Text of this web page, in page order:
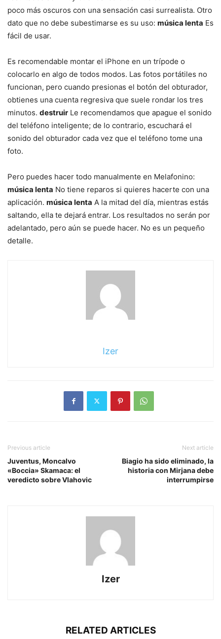
poco más oscuros con una sensación casi surrealista. Otro
dato que no debe subestimarse es su uso: música lenta Es
fácil de usar.
Es recomendable montar el iPhone en un trípode o
colocarlo en algo de todos modos. Las fotos portátiles no
funcionan, pero cuando presionas el botón del obturador,
obtienes una cuenta regresiva que suele rondar los tres
minutos. destruir Le recomendamos que apague el sonido
del teléfono inteligente; de ​​lo contrario, escuchará el
sonido del obturador cada vez que el teléfono tome una
foto.
Pero puedes hacer todo manualmente en Melafonino:
música lenta No tiene reparos si quieres hacerte con una
aplicación. música lenta A la mitad del día, mientras estás
saltando, ella te dejará entrar. Los resultados no serán por
adelantado, pero aún se puede hacer. No es un pequeño
detalle.
Izer
Previous article
Juventus, Moncalvo
«Boccia» Skamaca: el
veredicto sobre Vlahovic
Next article
Biagio ha sido eliminado, la
historia con Mirjana debe
interrumpirse
Izer
RELATED ARTICLES